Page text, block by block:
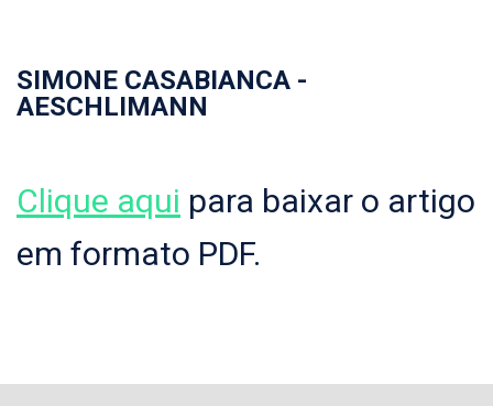
SIMONE CASABIANCA -
AESCHLIMANN
Clique aqui para baixar o artigo
em formato PDF.